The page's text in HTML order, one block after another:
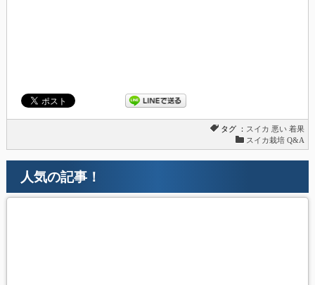
タグ ： スイカ 悪い 着果
スイカ栽培 Q&A
人気の記事！